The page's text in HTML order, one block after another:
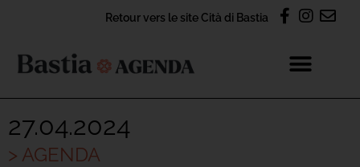
Retour vers le site Cità di Bastia
27.04.2024
> AGENDA